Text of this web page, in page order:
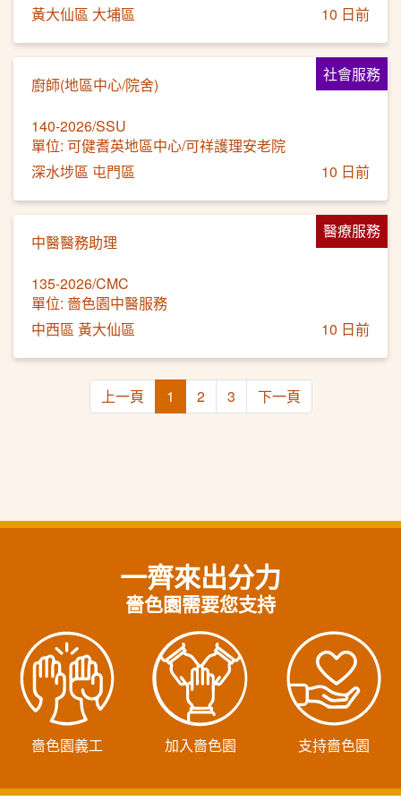
黃大仙區 大埔區
10 日前
社會服務
廚師(地區中心/院舍)
140-2026/SSU
單位: 可健耆英地區中心/可祥護理安老院
深水埗區 屯門區
10 日前
醫療服務
中醫醫務助理
135-2026/CMC
單位: 嗇色園中醫服務
中西區 黃大仙區
10 日前
上一頁 1 2 3 下一頁
一齊來出分力
嗇色園需要您支持
嗇色園義工 加入嗇色園 支持嗇色園